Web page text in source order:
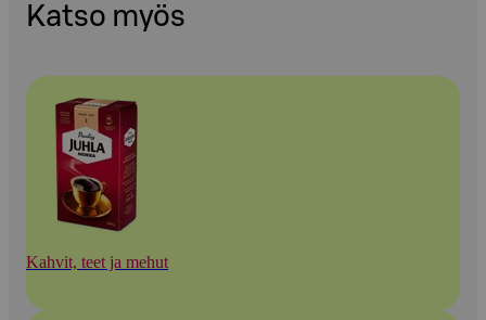
Katso myös
Kahvit, teet ja mehut